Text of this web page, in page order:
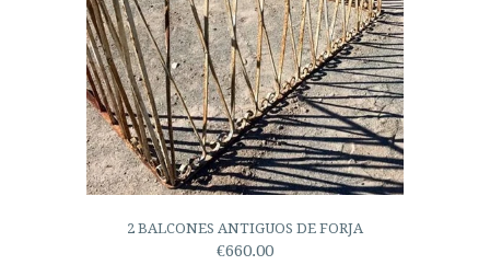
2 BALCONES ANTIGUOS DE FORJA
€660.00